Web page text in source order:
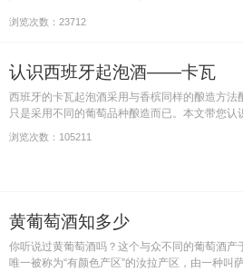
浏览次数：23712
认识西班牙起泡酒——卡瓦
西班牙的卡瓦起泡酒采用与香槟同样的酿造方法
只是采用不同的葡萄品种酿造而已。本文带您认
起泡酒，体会这种散发着西班牙斗牛士般的激情。
浏览次数：105211
黄葡萄酒知多少
你听说过黄葡萄酒吗？这个与众不同的葡萄酒产
唯一被称为“有颜色产区”的汝拉产区，由一种叫